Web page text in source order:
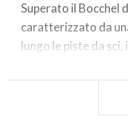
Superato il Bocchel
caratterizzato da
lungo le piste da
mulattiera che da
attraverso estesi